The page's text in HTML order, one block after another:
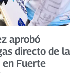
aprobó
directo de la
en Fuerte